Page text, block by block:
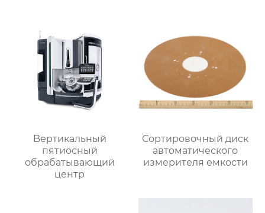
Bертикальный
пятиосный
обрабатывающий
центр
Сортировочный диск
автоматического
измерителя емкости